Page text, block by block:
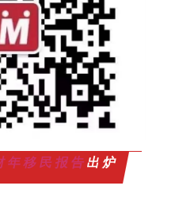
移民报告出炉